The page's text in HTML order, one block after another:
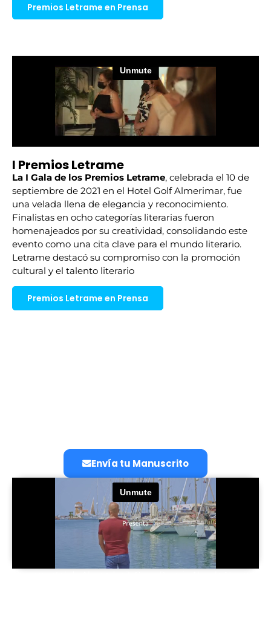
Premios Letrame en Prensa
I Premios Letrame
La I Gala de los Premios Letrame, celebrada el 10 de
septiembre de 2021 en el Hotel Golf Almerimar, fue
una velada llena de elegancia y reconocimiento.
Finalistas en ocho categorías literarias fueron
homenajeados por su creatividad, consolidando este
evento como una cita clave para el mundo literario.
Letrame destacó su compromiso con la promoción
cultural y el talento literario
Premios Letrame en Prensa
Envía tu Manuscrito